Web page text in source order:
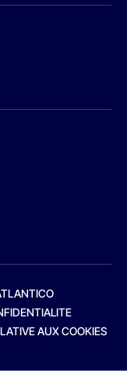
AUX COOKIES